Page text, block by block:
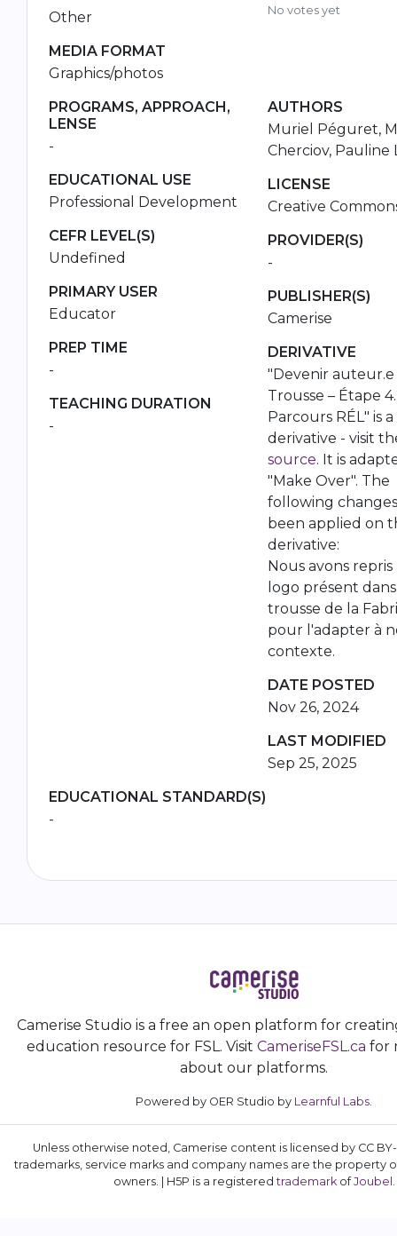
Other
MEDIA FORMAT
Graphics/photos
No votes yet
PROGRAMS, APPROACH,
LENSE
-
EDUCATIONAL USE
Professional Development
CEFR LEVEL(S)
Undefined
PRIMARY USER
Educator
PREP TIME
-
TEACHING DURATION
-
AUTHORS
Muriel Péguret,
Cherciov, Pauline
LICENSE
Creative
PROVIDER(S)
-
PUBLISHER(S)
Camerise
DERIVATIVE
"Devenir auteur.e
Trousse – Étape
Parcours RÉL" is a
derivative - visit
source. It is
"Make Over". The
following
been applied on
derivative:
Nous avons
logo présent
trousse de la
pour l'adapter à
contexte.
DATE POSTED
Nov 26, 2024
LAST MODIFIED
Sep 25, 2025
EDUCATIONAL STANDARD(S)
-
Camerise Studio is a free an open platform for
education resource for FSL. Visit CameriseFSL.ca for
about our platforms.
Powered by OER Studio by Learnful Labs.
Unless otherwise noted, Camerise content is licensed by CC BY-
trademarks, service marks and company names are the property
owners. | H5P is a registeredtrademarkofJoubel .